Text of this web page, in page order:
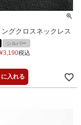
グクロスネックレス
シルバー
¥3,190税込
入れる